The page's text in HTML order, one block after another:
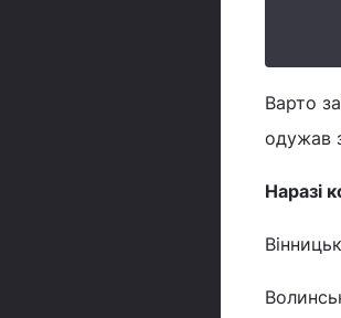
Варто
одужав
Наразі